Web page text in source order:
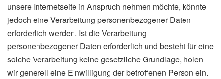
unsere Internetseite in Anspruch nehmen möchte, könnte
jedoch eine Verarbeitung personenbezogener Daten
erforderlich werden. Ist die Verarbeitung
personenbezogener Daten erforderlich und besteht für eine
solche Verarbeitung keine gesetzliche Grundlage, holen
wir generell eine Einwilligung der betroffenen Person ein.